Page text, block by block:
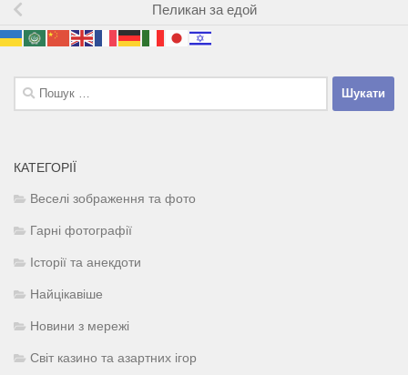
Пеликан за едой
Пошук:
КАТЕГОРІЇ
Веселі зображення та фото
Гарні фотографії
Історії та анекдоти
Найцікавіше
Новини з мережі
Світ казино та азартних ігор